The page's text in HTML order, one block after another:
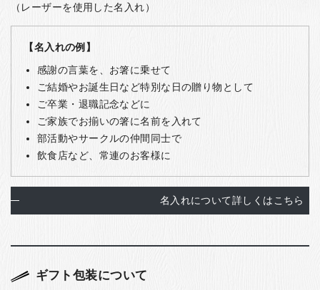
（レーザーを使用した名入れ）
【名入れの例】
感謝の言葉を、お箸に乗せて
ご結婚やお誕生日など特別な日の贈り物として
ご卒業・退職記念などに
ご家族でお揃いの箸に名前を入れて
部活動やサークルの仲間同士で
飲食店など、常連のお客様に
名入れについて詳しくはこちら
ギフト包装について